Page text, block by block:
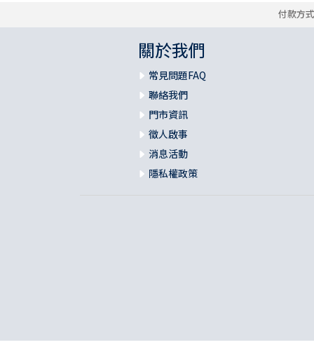
付款方
關於我們
常見問題FAQ
聯絡我們
門市資訊
徵人啟事
消息活動
隱私權政策